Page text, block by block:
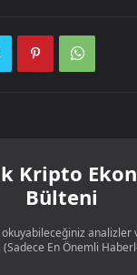
Kripto
Bülteni
analizler
(Sadece En Önemli